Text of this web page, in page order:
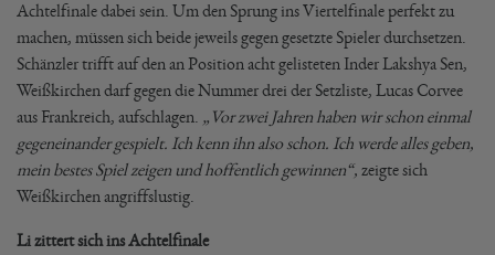
Achtelfinale dabei sein. Um den Sprung ins Viertelfinale perfekt zu
machen, müssen sich beide jeweils gegen gesetzte Spieler durchsetzen.
Schänzler trifft auf den an Position acht gelisteten Inder Lakshya Sen,
Weißkirchen darf gegen die Nummer drei der Setzliste, Lucas Corvee
aus Frankreich, aufschlagen. „Vor zwei Jahren haben wir schon einmal
gegeneinander gespielt. Ich kenn ihn also schon. Ich werde alles geben,
mein bestes Spiel zeigen und hoffentlich gewinnen“, zeigte sich
Weißkirchen angriffslustig.
Li zittert sich ins Achtelfinale